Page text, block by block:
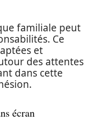
familiale peut
Ce
et
des attentes
dans cette
écran